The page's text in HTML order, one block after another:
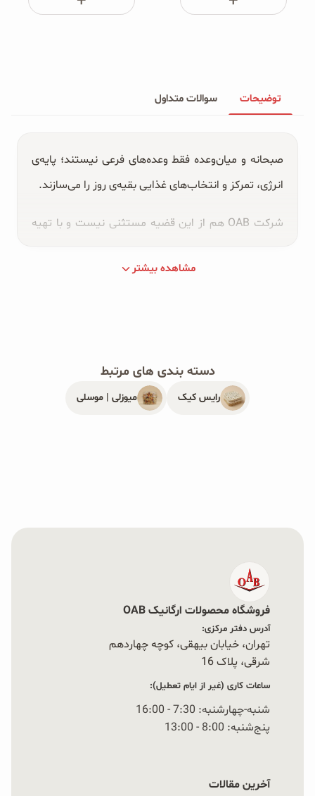
توضیحات سوالات متداول
صبحانه و میان‌وعده فقط وعده‌های فرعی نیستند؛ پایه‌ی
انرژی، تمرکز و انتخاب‌های غذایی بقیه‌ی روز را می‌سازند.
شرکت OAB هم از این قضیه مستثنی نیست و با تهیه
کیفیت سلامتی را به خانه شما هدیه می‌کند.
سازی اين محصول فراسودمند یعنی جو دوسر در ايران
فاقد گلوتن و ضد‌دیابت.
مصرف هستند. محصولی فوری و آماده مصرف برای انواع
اين محصولات، می‌توانيد مقوی‌ترين و لذيذترين
صبحانه‌ها، و میان وعده‌ها از جمله انواع كيک و كلوچه،
کنید.
رایس کیک‌های OAB که دارای بافت و طعمی كاملاً متفاوت
از رايس كيک های بازار هستند. يک ميان وعده سالم،
مشاهده بیشتر
دسته بندی های مرتبط
رایس کیک میوزلی | موسلی
فروشگاه محصولات ارگانیک OAB
آدرس دفتر مرکزی:
تهران، خیابان بیهقی، کوچه چهاردهم
شرقی، پلاک 16‭
ساعات کاری (غیر از ایام تعطیل):
شنبه-چهارشنبه: 7:30 - 16:00
پنج‌شنبه: 8:00 - 13:00
آخرین مقالات